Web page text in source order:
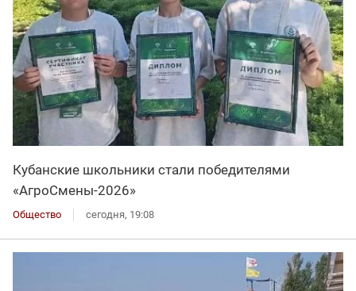
Кубанские школьники стали победителями
«АгроСмены-2026»
Общество сегодня, 19:08